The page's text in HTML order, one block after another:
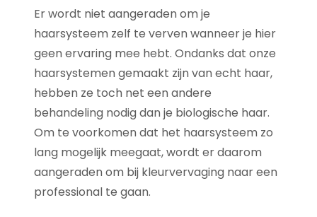
Er wordt niet aangeraden om je
haarsysteem zelf te verven wanneer je hier
geen ervaring mee hebt. Ondanks dat onze
haarsystemen gemaakt zijn van echt haar,
hebben ze toch net een andere
behandeling nodig dan je biologische haar.
Om te voorkomen dat het haarsysteem zo
lang mogelijk meegaat, wordt er daarom
aangeraden om bij kleurvervaging naar een
professional te gaan.